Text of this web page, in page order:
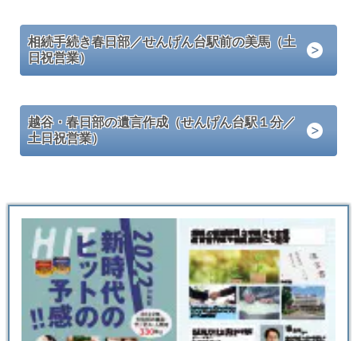
相続手続き春日部／せんげん台駅前の美馬（土
日祝営業）
越谷・春日部の遺言作成（せんげん台駅１分／
土日祝営業）